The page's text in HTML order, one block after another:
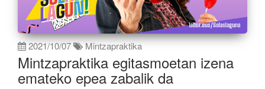
2021/10/07 Mintzapraktika
Mintzapraktika egitasmoetan izena
emateko epea zabalik da